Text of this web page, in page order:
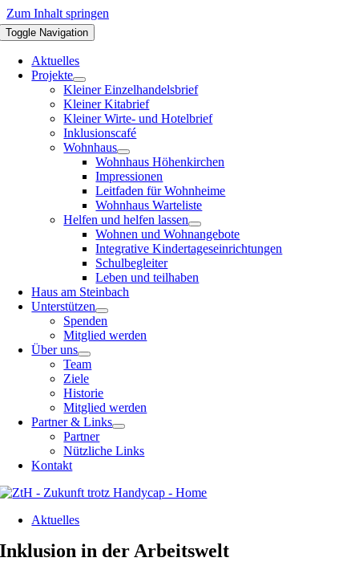
Zum Inhalt springen
Toggle Navigation
Aktuelles
Projekte
Kleiner Einzelhandelsbrief
Kleiner Kitabrief
Kleiner Wirte- und Hotelbrief
Inklusionscafé
Wohnhaus
Wohnhaus Höhenkirchen
Impressionen
Leitfaden für Wohnheime
Wohnhaus Warteliste
Helfen und helfen lassen
Wohnen und Wohnangebote
Integrative Kindertageseinrichtungen
Schulbegleiter
Leben und teilhaben
Haus am Steinbach
Unterstützen
Spenden
Mitglied werden
Über uns
Team
Ziele
Historie
Mitglied werden
Partner & Links
Partner
Nützliche Links
Kontakt
Aktuelles
Inklusion in der Arbeitswelt